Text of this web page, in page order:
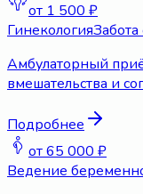
от 1 500 ₽
Гинекология
Амбулаторный
вмешательства и
Подробнее
от 65 000 ₽
Ведение